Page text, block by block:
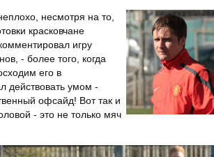
несмотря на то,
красковчане
игру
- более того, когда
его в
действовать умом -
офсайд! Вот так и
- это не только мяч